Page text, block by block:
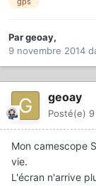
Pargeoay,
9 novembre 2014
geoay
Posté(e)
Mon camescope
vie.
L'écran n'arrive